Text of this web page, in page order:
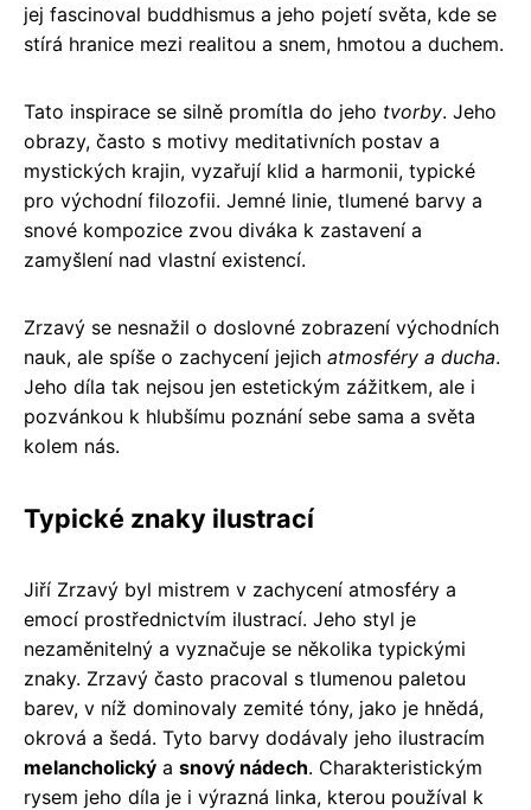
jej fascinoval buddhismus a jeho pojetí světa, kde se
stírá hranice mezi realitou a snem, hmotou a duchem.
Tato inspirace se silně promítla do jeho tvorby. Jeho
obrazy, často s motivy meditativních postav a
mystických krajin, vyzařují klid a harmonii, typické
pro východní filozofii. Jemné linie, tlumené barvy a
snové kompozice zvou diváka k zastavení a
zamyšlení nad vlastní existencí.
Zrzavý se nesnažil o doslovné zobrazení východních
nauk, ale spíše o zachycení jejich atmosféry a ducha.
Jeho díla tak nejsou jen estetickým zážitkem, ale i
pozvánkou k hlubšímu poznání sebe sama a světa
kolem nás.
Typické znaky ilustrací
Jiří Zrzavý byl mistrem v zachycení atmosféry a
emocí prostřednictvím ilustrací. Jeho styl je
nezaměnitelný a vyznačuje se několika typickými
znaky. Zrzavý často pracoval s tlumenou paletou
barev, v níž dominovaly zemité tóny, jako je hnědá,
okrová a šedá. Tyto barvy dodávaly jeho ilustracím
melancholický a snový nádech. Charakteristickým
rysem jeho díla je i výrazná linka, kterou používal k